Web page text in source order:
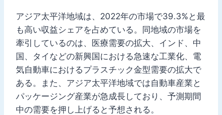
アジア太平洋地域は、2022年の市場で39.3%と最
も高い収益シェアを占めている。同地域の市場を
牽引しているのは、医療需要の拡大、インド、中
国、タイなどの新興国における急速な工業化、電
気自動車におけるプラスチック金型需要の拡大で
ある。また、アジア太平洋地域では自動車産業と
パッケージング産業が急成長しており、予測期間
中の需要を押し上げると予想される。